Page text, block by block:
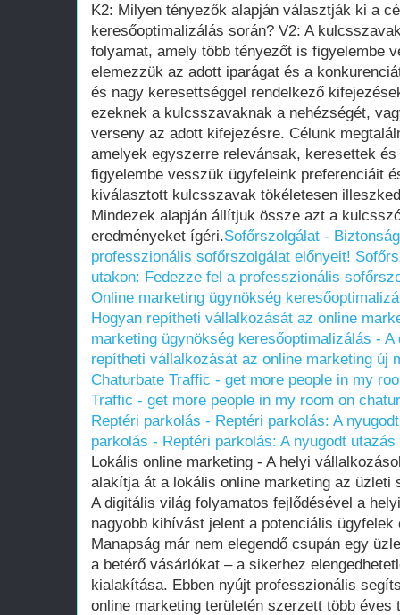
K2: Milyen tényezők alapján választják ki a
keresőoptimalizálás során? V2: A
folyamat, amely több tényezőt is figyelembe
elemezzük az adott iparágat és a
és nagy keresettséggel rendelkező
ezeknek a kulcsszavaknak a nehézségét,
verseny az adott kifejezésre. Célunk
amelyek egyszerre relevánsak, keresettek
figyelembe vesszük ügyfeleink preferenciáit
kiválasztott kulcsszavak tökéletesen
Mindezek alapján állítjuk össze azt a
eredményeket ígéri.Sofőrszolgálat -
professzionális sofőrszolgálat előnyeit!
utakon: Fedezze fel a professzionális
Online marketing ügynökség
Hogyan repítheti vállalkozását az online
marketing ügynökség keresőoptimalizálás -
repítheti vállalkozását az online marketing új
Chaturbate Traffic - get more people in my
Traffic - get more people in my room on
Reptéri parkolás - Reptéri parkolás: A
parkolás - Reptéri parkolás: A nyugodt
Lokális online marketing - A helyi
alakítja át a lokális online marketing az üzleti
A digitális világ folyamatos fejlődésével a
nagyobb kihívást jelent a potenciális
Manapság már nem elegendő csupán egy
a betérő vásárlókat – a sikerhez
kialakítása. Ebben nyújt professzionális
online marketing területén szerzett több éves